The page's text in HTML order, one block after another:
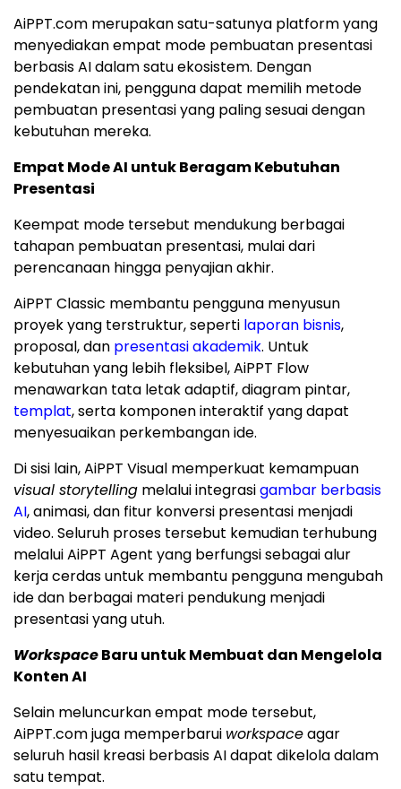
AiPPT.com merupakan satu-satunya platform yang
menyediakan empat mode pembuatan presentasi
berbasis AI dalam satu ekosistem. Dengan
pendekatan ini, pengguna dapat memilih metode
pembuatan presentasi yang paling sesuai dengan
kebutuhan mereka.
Empat Mode AI untuk Beragam Kebutuhan
Presentasi
Keempat mode tersebut mendukung berbagai
tahapan pembuatan presentasi, mulai dari
perencanaan hingga penyajian akhir.
AiPPT Classic membantu pengguna menyusun
proyek yang terstruktur, seperti laporan bisnis,
proposal, dan presentasi akademik. Untuk
kebutuhan yang lebih fleksibel, AiPPT Flow
menawarkan tata letak adaptif, diagram pintar,
templat, serta komponen interaktif yang dapat
menyesuaikan perkembangan ide.
Di sisi lain, AiPPT Visual memperkuat kemampuan
visual storytelling melalui integrasigambar berbasis
AI, animasi, dan fitur konversi presentasi menjadi
video. Seluruh proses tersebut kemudian terhubung
melalui AiPPT Agent yang berfungsi sebagai alur
kerja cerdas untuk membantu pengguna mengubah
ide dan berbagai materi pendukung menjadi
presentasi yang utuh.
WorkspaceBaru untuk Membuat dan Mengelola
Konten AI
Selain meluncurkan empat mode tersebut,
AiPPT.com juga memperbarui workspaceagar
seluruh hasil kreasi berbasis AI dapat dikelola dalam
satu tempat.